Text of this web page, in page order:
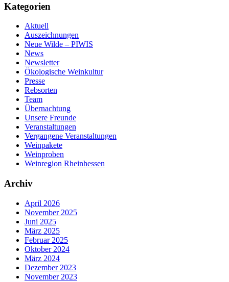
Kategorien
Aktuell
Auszeichnungen
Neue Wilde – PIWIS
News
Newsletter
Ökologische Weinkultur
Presse
Rebsorten
Team
Übernachtung
Unsere Freunde
Veranstaltungen
Vergangene Veranstaltungen
Weinpakete
Weinproben
Weinregion Rheinhessen
Archiv
April 2026
November 2025
Juni 2025
März 2025
Februar 2025
Oktober 2024
März 2024
Dezember 2023
November 2023